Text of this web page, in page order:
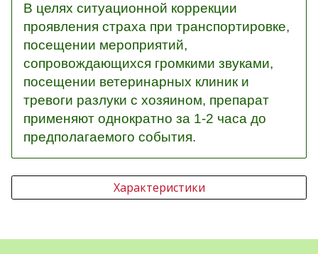
В целях ситуационной коррекции
проявления страха при транспортировке,
посещении мероприятий,
сопровождающихся громкими звуками,
посещении ветеринарных клиник и
тревоги разлуки с хозяином, препарат
применяют однократно за 1-2 часа до
предполагаемого события.
Характеристики